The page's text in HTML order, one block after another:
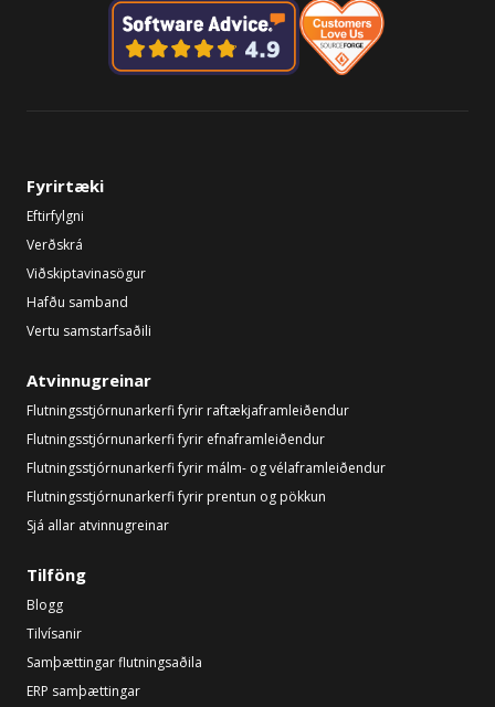
Fyrirtæki
Eftirfylgni
Verðskrá
Viðskiptavinasögur
Hafðu samband
Vertu samstarfsaðili
Atvinnugreinar
Flutningsstjórnunarkerfi fyrir raftækjaframleiðendur
Flutningsstjórnunarkerfi fyrir efnaframleiðendur
Flutningsstjórnunarkerfi fyrir málm- og vélaframleiðendur
Flutningsstjórnunarkerfi fyrir prentun og pökkun
Sjá allar atvinnugreinar
Tilföng
Blogg
Tilvísanir
Samþættingar flutningsaðila
ERP samþættingar